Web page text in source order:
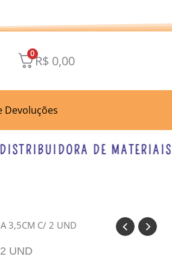
0R$ 0,00
Devoluções
DE MATERIAIS
3,5CM C/ 2 UND
UND